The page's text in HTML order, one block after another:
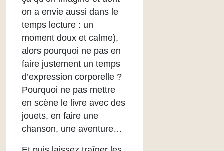
on a envie aussi dans le
temps lecture : un
moment doux et calme),
alors pourquoi ne pas en
faire justement un temps
d’expression corporelle ?
Pourquoi ne pas mettre
en scène le livre avec des
jouets, en faire une
chanson, une aventure…